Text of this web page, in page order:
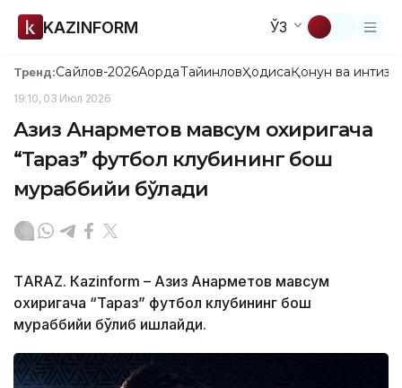
KAZINFORM ЎЗ
Тренд:Сайлов-2026АқордаТайинловҲодисаҚонун ва
19:10, 03 Июл 2026
Азиз Анарметов мавсум охиригача
“Тараз” футбол клубининг бош
мураббийи бўлади
ТARAZ. Кazinform – Азиз Анарметов мавсум
охиригача “Тараз” футбол клубининг бош
мураббийи бўлиб ишлайди.